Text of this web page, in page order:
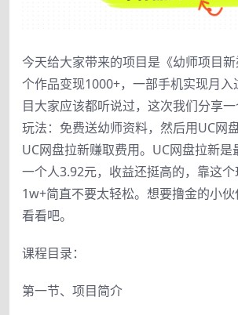
今天给大家带来的项目是《幼师项目
个作品变现1000+，一部手机实现月
目大家应该都听说过，这次我们分享
玩法：免费送幼师资料，然后用UC网
UC网盘拉新赚取费用。UC网盘拉新是
一个人3.92元，收益还挺高的，靠这个
1w+简直不要太轻松。想要撸金的小
看看吧。
课程目录：
第一节、项目简介